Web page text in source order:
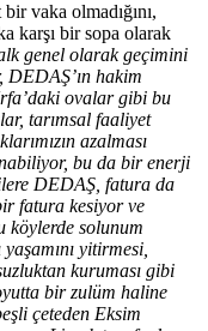
vaka olmadığını,
karşı bir sopa olarak
genel olarak geçimini
hakim
ovalar gibi bu
tarımsal faaliyet
azalması
bu da bir enerji
DEDAŞ, fatura da
fatura kesiyor ve
köylerde solunum
yitirmesi,
kuruması gibi
bir zulüm haline
çeteden Eksim